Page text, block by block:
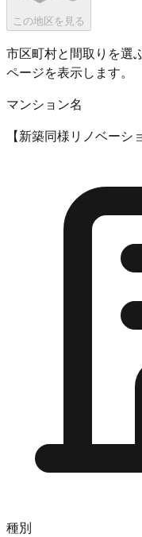
この地区を見る
市区町村と間取りを選
ページを表示します。
マンション名
【新築同様リノベー
種別